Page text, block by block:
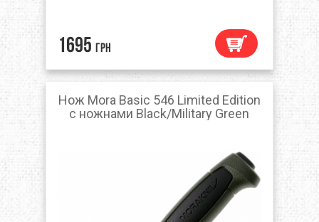
1695 грн
Нож Mora Basic 546 Limited Edition
с ножнами Black/Military Green